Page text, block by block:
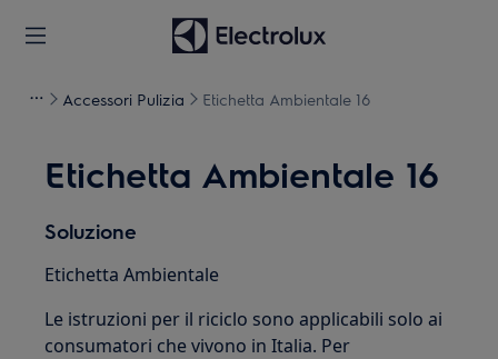
Accessori Pulizia Etichetta Ambientale 16
Etichetta Ambientale 16
Soluzione
Etichetta Ambientale
Le istruzioni per il riciclo sono applicabili solo ai
consumatori che vivono in Italia. Per